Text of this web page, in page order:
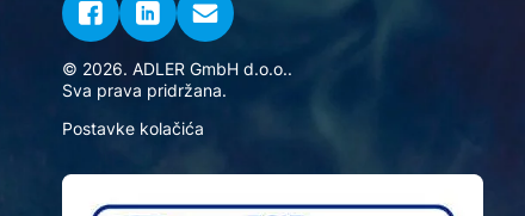
© 2026. ADLER GmbH d.o.o..
Sva prava pridržana.
Postavke kolačića